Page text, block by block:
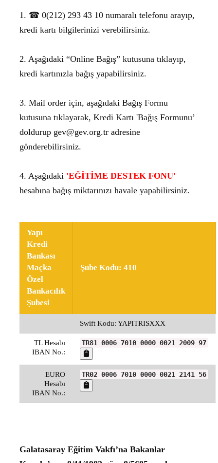
1. ☎ 0(212) 293 43 10 numaralı telefonu arayıp,
kredi kartı bilgilerinizi verebilirsiniz.
2. Aşağıdaki “Online Bağış” kutusuna tıklayıp,
kredi kartınızla bağış yapabilirsiniz.
3. Mail order için, aşağıdaki Bağış Formu
kutusuna tıklayarak, Kredi Kartı 'Bağış Formunu’
doldurup gev@gev.org.tr adresine
gönderebilirsiniz.
4. Aşağıdaki 'EĞİTİME DESTEK FONU'
hesabına bağış miktarınızı havale yapabilirsiniz.
Yapı
Kredi
Bankası
Maçka
Özel
Bankacılık
Şubesi
Şube Kodu: 410
Swift Kodu: YAPITRISXXX
TL Hesabı
IBAN No.:
TR81 0006 7010 0000 0021 2009 97
EURO
Hesabı
IBAN No.:
TR02 0006 7010 0000 0021 2141 56
Galatasaray Eğitim Vakfı’na Bakanlar